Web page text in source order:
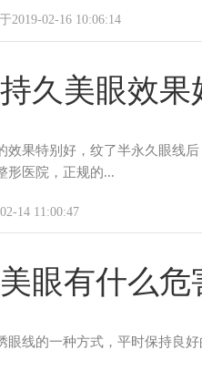
2019-02-16 10:06:14
久美眼效果
效果特别好，纹了半永久眼线
形医院，正规的...
14 11:00:47
眼有什么危
眼线的一种方式，平时保持良